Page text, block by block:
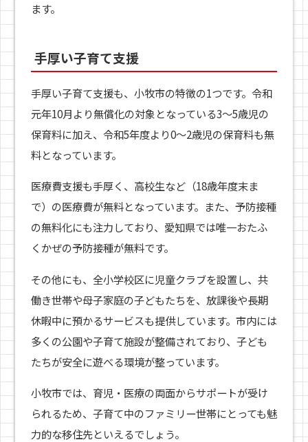
ます。
手厚い子育て支援
手厚い子育て支援も、小牧市の特徴の1つです。令和
元年10月より無償化の対象となっている3～5歳児の
保育料に加え、令和5年度より0～2歳児の保育料も無
料となっています。
医療費支援も手厚く、高校生など（18歳年度末ま
で）の医療費が無料となっています。また、予防接種
の無料化にも注力しており、愛知県では唯一おたふ
くかぜの予防接種が無料です。
その他にも、全小学校区に児童クラブを設置し、共
働き世帯や母子家庭の子どもたちを、放課後や長期
休暇中に預かるサービスも提供しています。市内には
多くの公園や子育て施設が整備されており、子ども
たちが安全に遊べる環境が整っています。
小牧市では、育児・医療の両面からサポートが受け
られるため、子育て中のファミリー世帯にとっても魅
力的な移住先といえるでしょう。